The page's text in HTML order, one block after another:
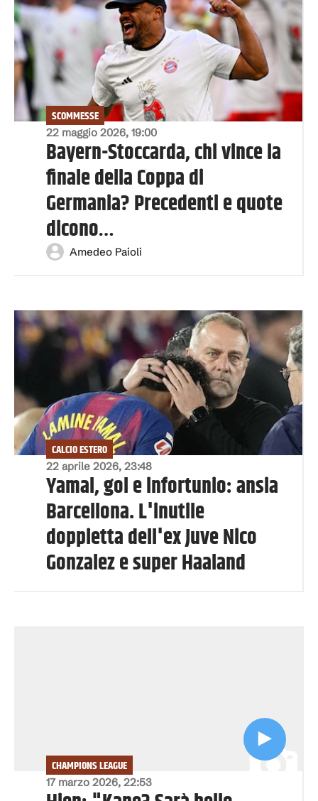
22 maggio 2026, 19:00
SCOMMESSE
Bayern-Stoccarda, chi vince la
finale della Coppa di
Germania? Precedenti e quote
dicono…
Amedeo Paioli
22 aprile 2026, 23:48
CALCIO ESTERO
Yamal, gol e infortunio: ansia
Barcellona. L'inutile
doppietta dell'ex Juve Nico
Gonzalez e super Haaland
17 marzo 2026, 22:53
CHAMPIONS LEAGUE